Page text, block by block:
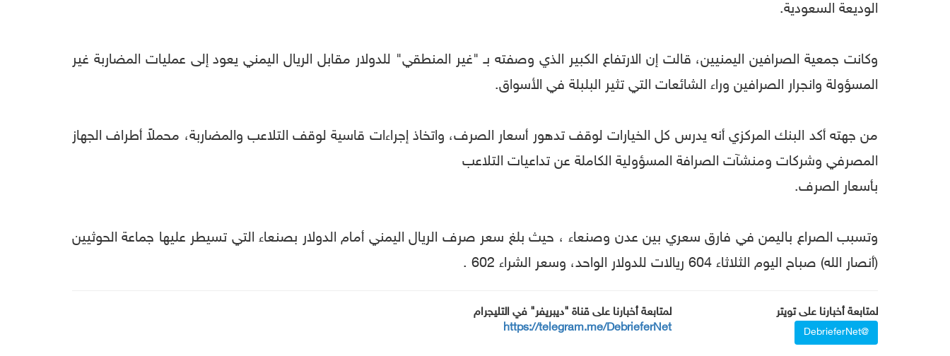
الوديعة السعودية.
وكانت جمعية الصرافين اليمنيين، قالت إن الارتفاع الكبير الذي وصفته بـ "غير المنطقي" للدولار مقابل الريال اليمني يعود إلى عمليات المضاربة غير
المسؤولة وانجرار الصرافين وراء الشائعات التي تثير البلبلة في الأسواق.
من جهته أكد البنك المركزي أنه يدرس كل الخيارات لوقف تدهور أسعار الصرف، واتخاذ إجراءات قاسية لوقف التلاعب والمضاربة، محملاً أطراف الجهاز
المصرفي وشركات ومنشآت الصرافة المسؤولية الكاملة عن تداعيات التلاعب
بأسعار الصرف.
وتسبب الصراع باليمن في فارق سعري بين عدن وصنعاء ، حيث بلغ سعر صرف الريال اليمني أمام الدولار بصنعاء التي تسيطر عليها جماعة الحوثيين
(أنصار الله) صباح اليوم الثلاثاء 604 ريالات للدولار الواحد، وسعر الشراء 602 .
لمتابعة أخبارنا على تويتر
@DebrieferNet
لمتابعة أخبارنا على قناة "ديبريفر" في التليجرام
https://telegram.me/DebrieferNet